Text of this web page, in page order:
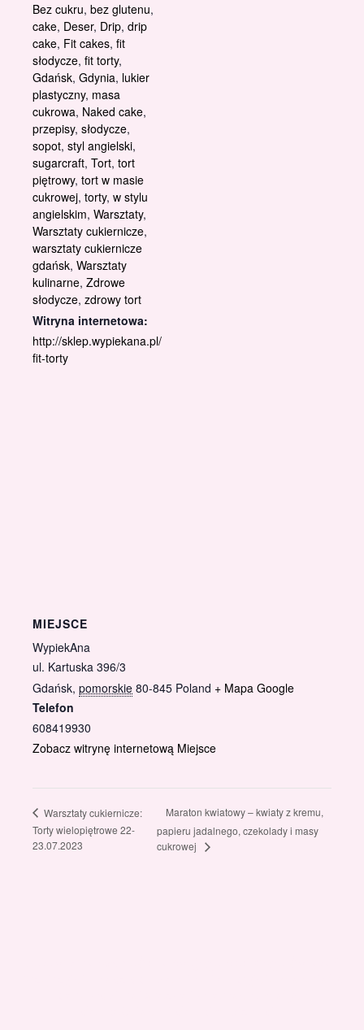
Bez cukru, bez glutenu,
cake, Deser, Drip, drip
cake, Fit cakes, fit
słodycze, fit torty,
Gdańsk, Gdynia, lukier
plastyczny, masa
cukrowa, Naked cake,
przepisy, słodycze,
sopot, styl angielski,
sugarcraft, Tort, tort
piętrowy, tort w masie
cukrowej, torty, w stylu
angielskim, Warsztaty,
Warsztaty cukiernicze,
warsztaty cukiernicze
gdańsk, Warsztaty
kulinarne, Zdrowe
słodycze, zdrowy tort
Witryna internetowa:
http://sklep.wypiekana.pl/
fit-torty
MIEJSCE
WypiekAna
ul. Kartuska 396/3
Gdańsk, pomorskie 80-845 Poland + Mapa Google
Telefon
608419930
Zobacz witrynę internetową Miejsce
Warsztaty cukiernicze:
Torty wielopiętrowe 22-
23.07.2023
Maraton kwiatowy – kwiaty z kremu,
papieru jadalnego, czekolady i masy
cukrowej